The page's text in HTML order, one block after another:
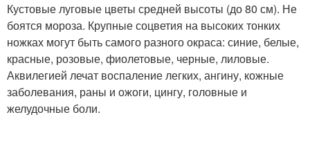
Кустовые луговые цветы средней высоты (до 80 см). Не
боятся мороза. Крупные соцветия на высоких тонких
ножках могут быть самого разного окраса: синие, белые,
красные, розовые, фиолетовые, черные, лиловые.
Аквилегией лечат воспаление легких, ангину, кожные
заболевания, раны и ожоги, цингу, головные и
желудочные боли.